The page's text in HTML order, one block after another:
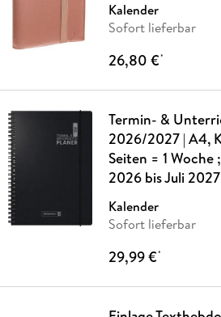
Kalender
Sofort lieferbar
26,80 €*
Termin- &
2026/2027 | A4,
Seiten = 1
2026 bis Juli 2027
Kalender
Sofort lieferbar
29,99 €*